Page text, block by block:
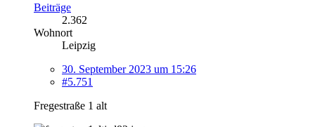
Beiträge
2.362
Wohnort
Leipzig
30. September 2023 um 15:26
#5.751
Fregestraße 1 alt